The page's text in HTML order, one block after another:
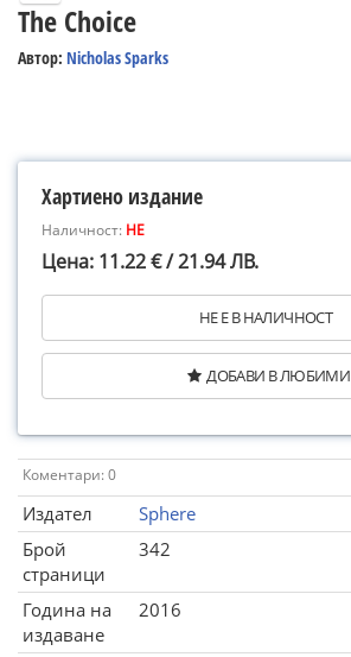
The Choice
Автор: Nicholas Sparks
Хартиено издание
Наличност: НЕ
Цена: 11.22 € / 21.94 ЛВ.
НЕ Е В НАЛИЧНОСТ
ДОБАВИ В ЛЮБИМИ
Коментари: 0
Издател
Sphere
Брой
страници
342
Година на
издаване
2016